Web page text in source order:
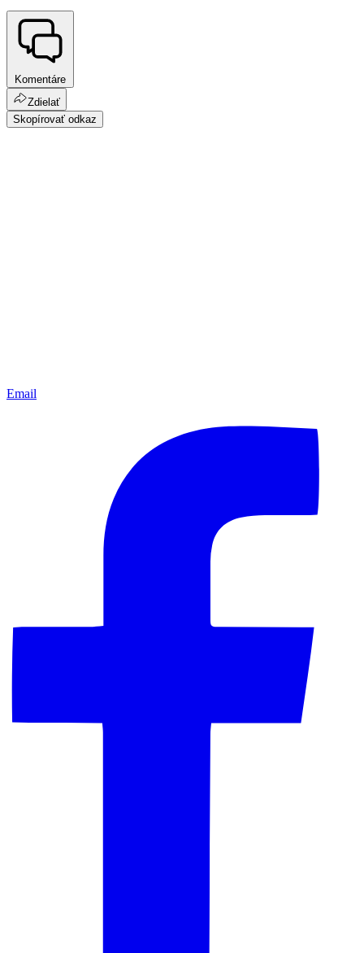
Komentáre
Zdielať
Skopírovať odkaz
Email